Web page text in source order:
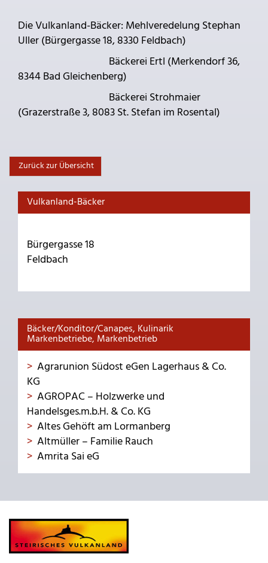
Die Vulkanland-Bäcker: Mehlveredelung Stephan
Uller (Bürgergasse 18, 8330 Feldbach)
Bäckerei Ertl (Merkendorf 36,
8344 Bad Gleichenberg)
Bäckerei Strohmaier
(Grazerstraße 3, 8083 St. Stefan im Rosental)
Zurück zur Übersicht
Vulkanland-Bäcker
Bürgergasse 18
Feldbach
Bäcker/Konditor/Canapes, Kulinarik
Markenbetriebe, Markenbetrieb
Agrarunion Südost eGen Lagerhaus & Co.
KG
AGROPAC – Holzwerke und
Handelsges.m.b.H. & Co. KG
Altes Gehöft am Lormanberg
Altmüller – Familie Rauch
Amrita Sai eG